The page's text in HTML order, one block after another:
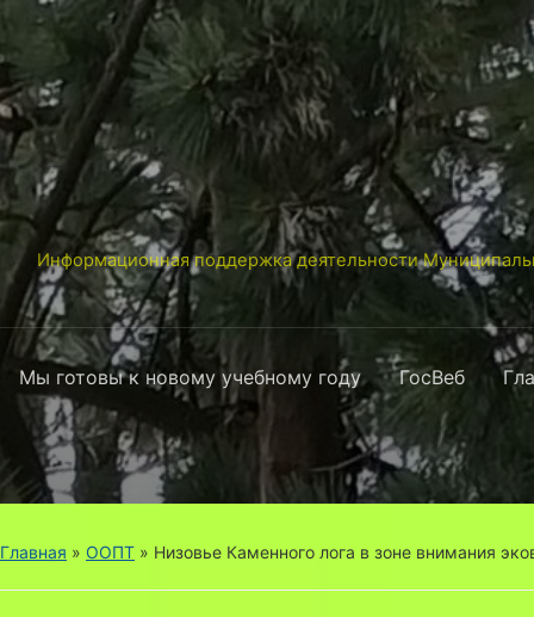
Информационная поддержка деятельности
Мы готовы к новому учебному году ГосВеб
Главная » ООПТ » Низовье Каменного лога в зоне внимания